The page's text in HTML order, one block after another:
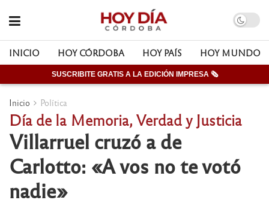
INICIO HOY CÓRDOBA HOY PAÍS HOY MUNDO
SUSCRIBITE GRATIS A LA EDICIÓN IMPRESA 🗞
Inicio Política
Día de la Memoria, Verdad y Justicia
Villarruel cruzó a de
Carlotto: «A vos no te votó
nadie»